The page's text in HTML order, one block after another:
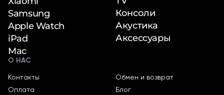
Samsung
Apple Watch
iPad
Mac
Консоли
Акустика
Аксессуары
О НАС
Контакты
Оплата
Обмен и возврат
Блог